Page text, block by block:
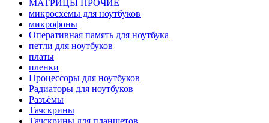
МАТРИЦЫ ПРОЧИЕ
микросхемы для ноутбуков
микрофоны
Оперативная память для ноутбука
петли для ноутбуков
платы
пленки
Процессоры для ноутбуков
Радиаторы для ноутбуков
Разъёмы
Тачскрины
Тачскрины для планшетов